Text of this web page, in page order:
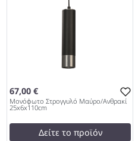
67,00 €
Μονόφωτο Στρογγυλό Μαύρο/Ανθρακί
25x6x110cm
Δείτε το προϊόν